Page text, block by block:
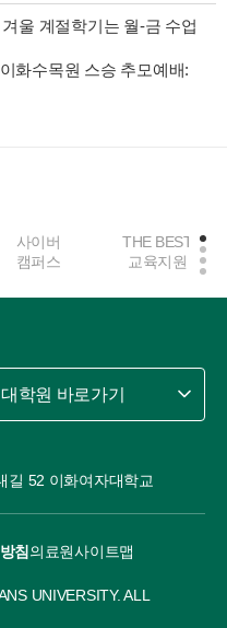
울 계절학기는 월-금 수업
화수목원 스승 추모예배:
THE BEST
교육지원
중앙도서관
침의료원사이트맵
길 52 이화여자대학교
대학원 바로가기
UNIVERSITY. ALL